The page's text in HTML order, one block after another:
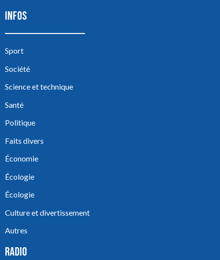
INFOS
Sport
Société
Science et technique
Santé
Politique
Faits divers
Économie
Écologie
Écologie
Culture et divertissement
Autres
RADIO